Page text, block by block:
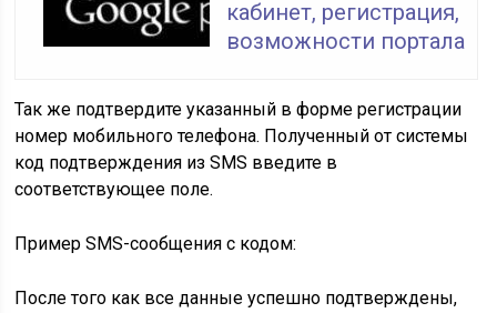
кабинет, регистрация,
возможности портала
Так же подтвердите указанный в форме регистрации
номер мобильного телефона. Полученный от системы
код подтверждения из SMS введите в
соответствующее поле.
Пример SMS-сообщения с кодом:
После того как все данные успешно подтверждены,